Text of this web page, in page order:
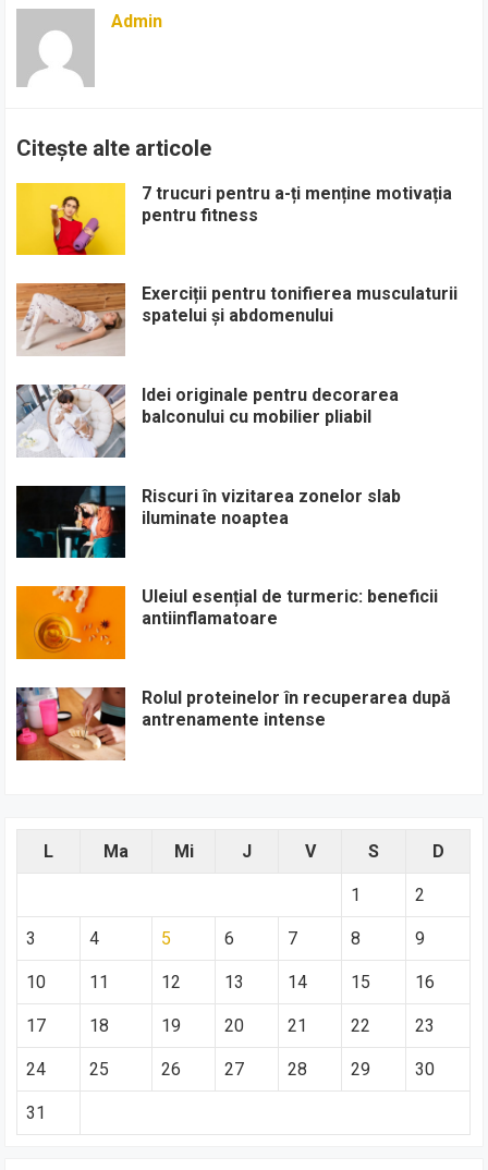
Admin
Citește alte articole
7 trucuri pentru a-ți menține motivația
pentru fitness
Exerciții pentru tonifierea musculaturii
spatelui și abdomenului
Idei originale pentru decorarea
balconului cu mobilier pliabil
Riscuri în vizitarea zonelor slab
iluminate noaptea
Uleiul esențial de turmeric: beneficii
antiinflamatoare
Rolul proteinelor în recuperarea după
antrenamente intense
L Ma Mi J V S D
1 2
3 4 5 6 7 8 9
10 11 12 13 14 15 16
17 18 19 20 21 22 23
24 25 26 27 28 29 30
31